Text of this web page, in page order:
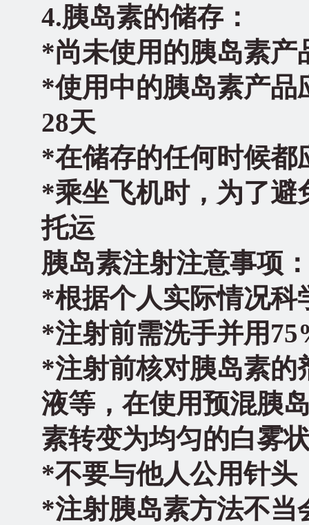
4.胰岛素的储存：
*尚未使用的胰岛素
*使用中的胰岛素产
28天
*在储存的任何时候都
*乘坐飞机时，为了
托运
胰岛素注射注意事项
*根据个人实际情况科
*注射前需洗手并用
*注射前核对胰岛素的
液等，在使用预混胰
素转变为均匀的白雾
*不要与他人公用针头
*注射胰岛素方法不当